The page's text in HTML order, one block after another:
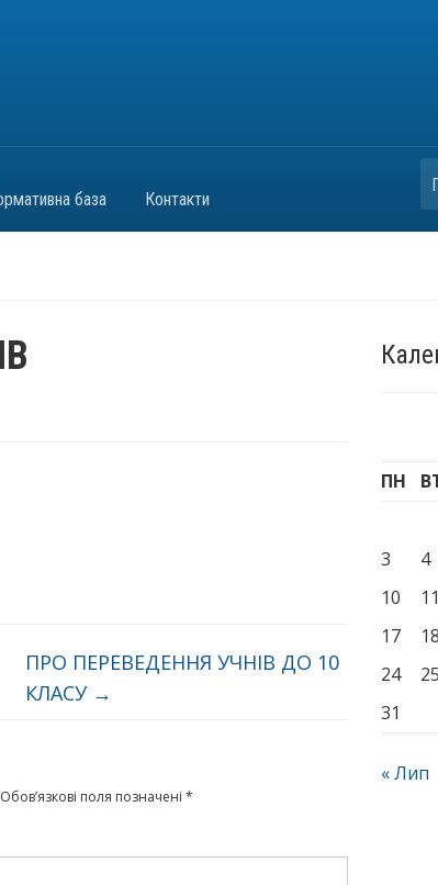
база Контакти
ПРО ПЕРЕВЕДЕННЯ УЧНІВ ДО 10
КЛАСУ →
Обов’язкові поля позначені *
ПН
3
4
10
11
17
18
24
25
31
« Лип